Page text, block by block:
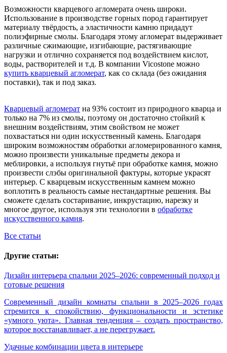
Возможности кварцевого агломерата очень широки.
Использование в производстве горных пород гарантирует
материалу твёрдость, а эластичности камню придадут
полиэфирные смолы. Благодаря этому агломерат выдерживает
различные сжимающие, изгибающие, растягивающие
нагрузки и отлично сохраняется под воздействием кислот,
воды, растворителей и т.д. В компании Vicostone можно
купить кварцевый агломерат, как со склада (без ожидания
поставки), так и под заказ.
Кварцевый агломерат на 93% состоит из природного кварца и
только на 7% из смолы, поэтому он достаточно стойкий к
внешним воздействиям, этим свойством не может
похвастаться ни один искусственный камень. Благодаря
широким возможностям обработки агломерированного камня,
можно произвести уникальные предметы декора и
меблировки, а используя гнутьё при обработке камня, можно
произвести слэбы оригинальной фактуры, которые украсят
интерьер. С кварцевым искусственным камнем можно
воплотить в реальность самые нестандартные решения. Вы
сможете сделать состаривание, инкрустацию, нарезку и
многое другое, используя эти технологии в обработке
искусственного камня.
Все статьи
Другие статьи:
Дизайн интерьера спальни 2025–2026: современный подход и
готовые решения
Современный дизайн комнаты спальни в 2025–2026 годах
стремится к спокойствию, функциональности и эстетике
«умного уюта». Главная тенденция – создать пространство,
которое восстанавливает, а не перегружает.
Удачные комбинации цвета в интерьере